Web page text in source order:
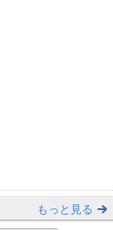
もっと見る